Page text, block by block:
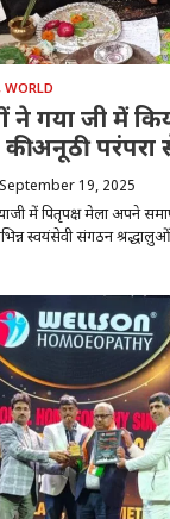
WORLD
ने गया जी में
की अनूठी
September 19, 2025
में पितृपक्ष मेला अपने
स्वयंसेवी संगठन